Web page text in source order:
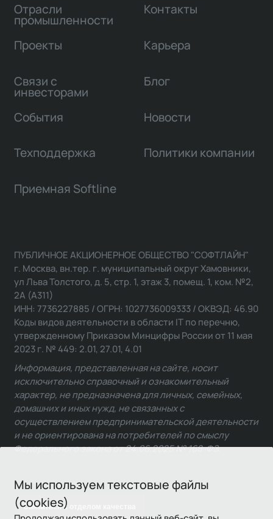
Мы используем текстовые файлы
(cookies)
Отрасли
промышленности
Проекты
Связи с
инвесторами
Контакты
Карьера
Блог
События Новости
Техподдержка Политики компании
Приемная Softline
Связаться с отделом качества
ПУБЛИЧНОЕ АКЦИОНЕРНОЕ ОБЩЕСТВО "СОФТЛАЙН"
г. Москва, вн.тер. г. муниципальный округ Хамовники,
ул Льва Толстого, д. 5, стр. 1, этаж 3, помещ. 1, ком. №2,
2А (А311)
ИНН: 7736227885 / ОГРН: 1027736009333 / ОКВЭД: 46.90
Коды видов деятельности в области IT по перечню,
утвержденному Приказом Минцифры России от 11 мая
2023 г. № 449: 2.01, 27.01, 4.01
Информация, представленная на сайте, носит
исключительно справочный и ознакомительный
характер, не предназначена для личных, семейных,
домашних и иных нужд, не связанных с
осуществлением предпринимательской деятельности
и не ориентирована на потребителей по смыслу
Федерального закона от 24.06.2025 № 168-ФЗ.